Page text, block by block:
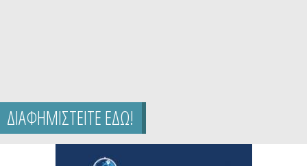
ΔΙΑΦΗΜΙΣΤΕΙΤΕ ΕΔΩ!